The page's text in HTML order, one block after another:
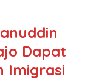
Dapat
Imigrasi